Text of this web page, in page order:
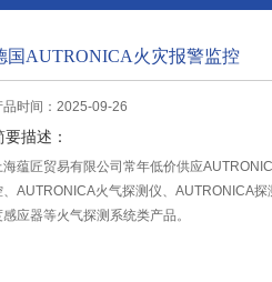
国AUTRONICA火灾报警监控
品时间：2025-09-26
要描述：
海蕴匠贸易有限公司常年低价供应
、AUTRONICA火气探测仪、AUTRONICA
感应器等火气探测系统类产品。